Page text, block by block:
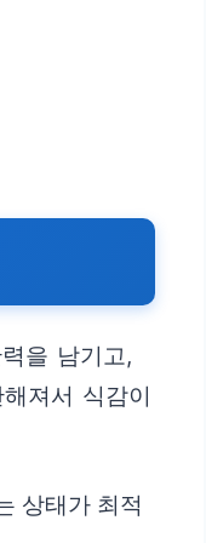
을 남기고,
져서 식감이
상태가 최적